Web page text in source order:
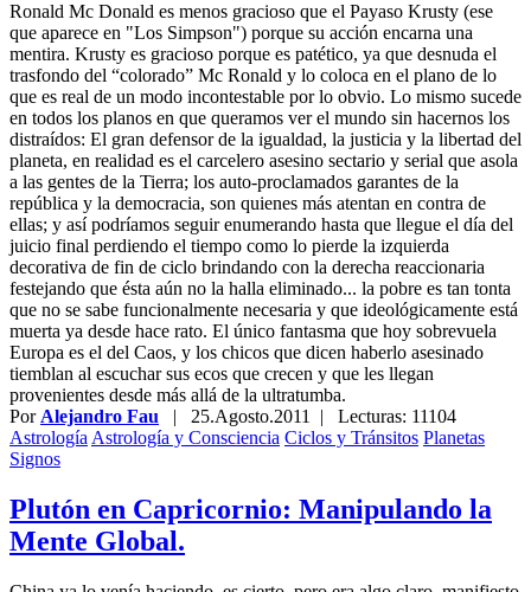
Ronald Mc Donald es menos gracioso que el Payaso Krusty (ese
que aparece en "Los Simpson") porque su acción encarna una
mentira. Krusty es gracioso porque es patético, ya que desnuda el
trasfondo del “colorado” Mc Ronald y lo coloca en el plano de lo
que es real de un modo incontestable por lo obvio. Lo mismo sucede
en todos los planos en que queramos ver el mundo sin hacernos los
distraídos: El gran defensor de la igualdad, la justicia y la libertad del
planeta, en realidad es el carcelero asesino sectario y serial que asola
a las gentes de la Tierra; los auto-proclamados garantes de la
república y la democracia, son quienes más atentan en contra de
ellas; y así podríamos seguir enumerando hasta que llegue el día del
juicio final perdiendo el tiempo como lo pierde la izquierda
decorativa de fin de ciclo brindando con la derecha reaccionaria
festejando que ésta aún no la halla eliminado... la pobre es tan tonta
que no se sabe funcionalmente necesaria y que ideológicamente está
muerta ya desde hace rato. El único fantasma que hoy sobrevuela
Europa es el del Caos, y los chicos que dicen haberlo asesinado
tiemblan al escuchar sus ecos que crecen y que les llegan
provenientes desde más allá de la ultratumba.
Por Alejandro Fau | 25.Agosto.2011
| Lecturas: 11104
Astrología Astrología y Consciencia Ciclos y Tránsitos Planetas
Signos
Plutón en Capricornio: Manipulando la
Mente Global.